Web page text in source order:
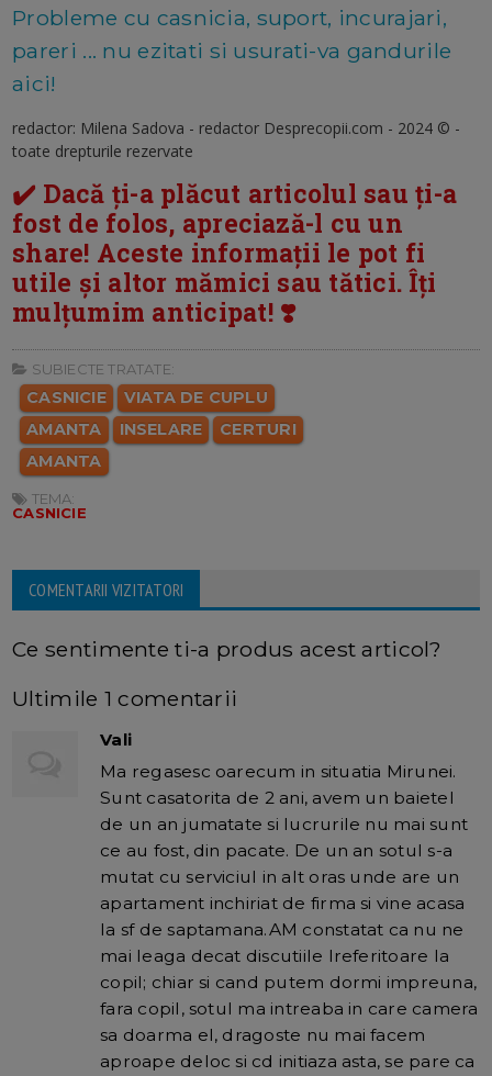
Probleme cu casnicia, suport, incurajari,
pareri ... nu ezitati si usurati-va gandurile
aici!
redactor: Milena Sadova - redactor Desprecopii.com - 2024 © -
toate drepturile rezervate
✔️ Dacă ți-a plăcut articolul sau ți-a
fost de folos, apreciază-l cu un
share! Aceste informații le pot fi
utile și altor mămici sau tătici. Îți
mulțumim anticipat! ❣️
SUBIECTE TRATATE:
CASNICIE
VIATA DE CUPLU
AMANTA
INSELARE
CERTURI
AMANTA
TEMA:
CASNICIE
COMENTARII VIZITATORI
Ce sentimente ti-a produs acest articol?
Ultimile 1 comentarii
Vali
Ma regasesc oarecum in situatia Mirunei.
Sunt casatorita de 2 ani, avem un baietel
de un an jumatate si lucrurile nu mai sunt
ce au fost, din pacate. De un an sotul s-a
mutat cu serviciul in alt oras unde are un
apartament inchiriat de firma si vine acasa
la sf de saptamana.AM constatat ca nu ne
mai leaga decat discutiile lreferitoare la
copil; chiar si cand putem dormi impreuna,
fara copil, sotul ma intreaba in care camera
sa doarma el, dragoste nu mai facem
aproape deloc si cd initiaza asta, se pare ca